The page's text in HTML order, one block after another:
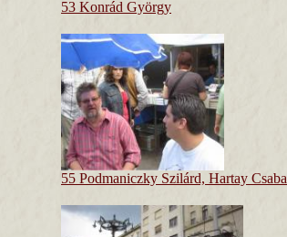
53 Konrád György
55 Podmaniczky Szilárd, Hartay Csaba